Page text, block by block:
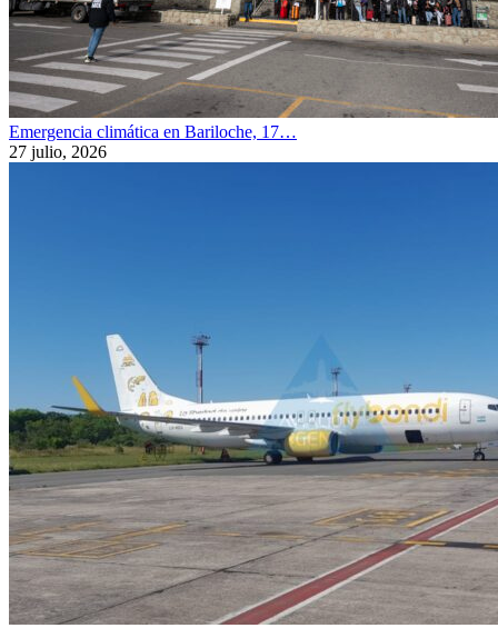
Emergencia climática en Bariloche, 17…
27 julio, 2026